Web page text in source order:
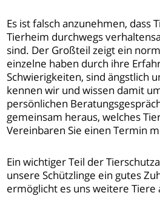
Es ist falsch anzunehmen, dass
Tierheim durchwegs
sind. Der Großteil zeigt ein
einzelne haben durch ihre
Schwierigkeiten, sind ängstlich
kennen wir und wissen damit
persönlichen
gemeinsam heraus, welches
Vereinbaren Sie einen Termin
Ein wichtiger Teil der
unsere Schützlinge ein gutes
ermöglicht es uns weitere Tiere